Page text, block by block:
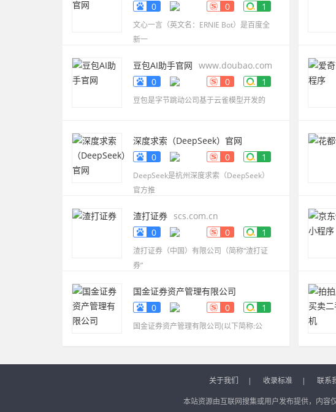
0
0 1
文心一言（英文名：ERNIE Bot）是百度全
新一
豆包AI助手官网 www.doubao.com
0
0 1
豆包是字节跳动公司基于云雀模型开发的
深度求索（DeepSeek）官网
www.deepseek.com
0 0 1
DeepSeek是杭州深度求索（DeepSeek）
官方推
渣打证券 scs.com.cn
0
0 1
渣打证券（中国）有限公司（简称“渣打证
券”
国金证券资产管理有限公司
www.gjzq-zg.com.cn
0 0 1
国金证券资产管理有限公司(以下简称:公
关于我们 | 收录标准 | 联系
本站资源由互联网搜集或用户发布提供，内容